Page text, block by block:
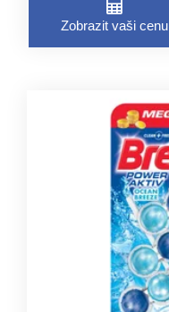
Zobrazit vaši cenu